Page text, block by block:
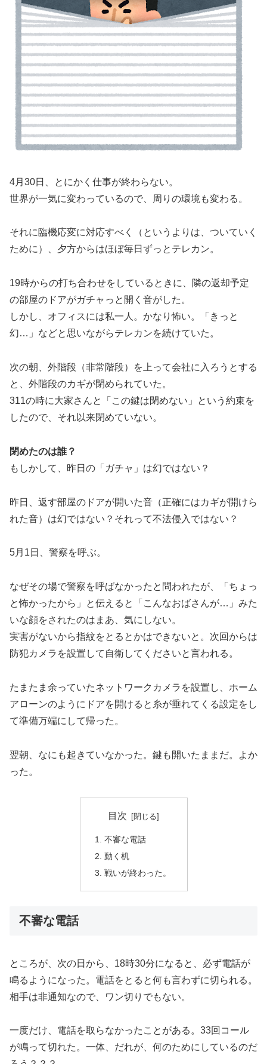
4月30日、とにかく仕事が終わらない。
世界が一気に変わっているので、周りの環境も変わる。
それに臨機応変に対応すべく（というよりは、ついていく
ために）、夕方からはほぼ毎日ずっとテレカン。
19時からの打ち合わせをしているときに、隣の返却予定
の部屋のドアがガチャっと開く音がした。
しかし、オフィスには私一人。かなり怖い。「きっと
幻…」などと思いながらテレカンを続けていた。
次の朝、外階段（非常階段）を上って会社に入ろうとする
と、外階段のカギが閉められていた。
311の時に大家さんと「この鍵は閉めない」という約束を
したので、それ以来閉めていない。
閉めたのは誰？
もしかして、昨日の「ガチャ」は幻ではない？
昨日、返す部屋のドアが開いた音（正確にはカギが開けら
れた音）は幻ではない？それって不法侵入ではない？
5月1日、警察を呼ぶ。
なぜその場で警察を呼ばなかったと問われたが、「ちょっ
と怖かったから」と伝えると「こんなおばさんが…」みた
いな顔をされたのはまあ、気にしない。
実害がないから指紋をとるとかはできないと。次回からは
防犯カメラを設置して自衛してくださいと言われる。
たまたま余っていたネットワークカメラを設置し、ホーム
アローンのようにドアを開けると糸が垂れてくる設定をし
て準備万端にして帰った。
翌朝、なにも起きていなかった。鍵も開いたままだ。よか
った。
目次
不審な電話
動く机
戦いが終わった。
不審な電話
ところが、次の日から、18時30分になると、必ず電話が
鳴るようになった。電話をとると何も言わずに切られる。
相手は非通知なので、ワン切りでもない。
一度だけ、電話を取らなかったことがある。33回コール
が鳴って切れた。一体、だれが、何のためにしているのだ